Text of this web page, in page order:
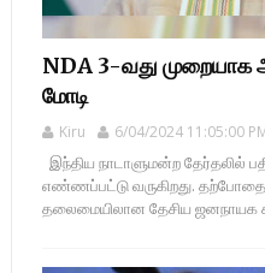
NDA 3-வது முறையாக
மோடி
Kiru 6/04/2024 11:05:00
இந்திய நாடாளுமன்ற தேர்தலில்
எண்ணப்பட்டு வருகிறது.
தலைமையிலான தேசிய ஜனநாயக